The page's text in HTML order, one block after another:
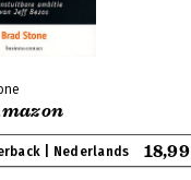
| Nederlands 18,99